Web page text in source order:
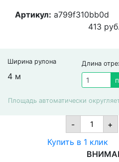
Артикул: a799f310bb0d
413 руб.
Ширина рулона
4 м
Длина
Площадь автоматически
-
Ковролин
Нева-
Тафт
Сан-
Ремо
293
+
Купить в 1 клик